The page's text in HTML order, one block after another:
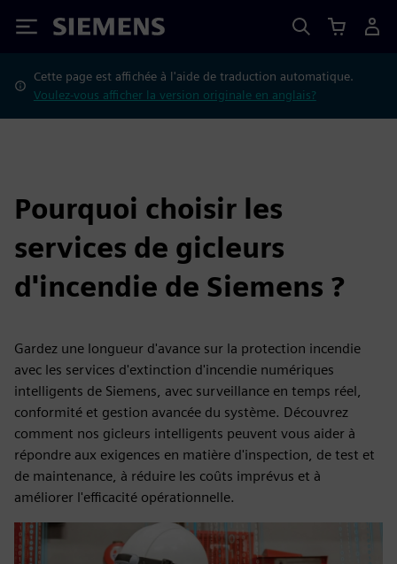
Siemens
Cette page est affichée à l'aide de traduction automatique.
Voulez-vous afficher la version originale en anglais?
Pourquoi choisir les
services de gicleurs
d'incendie de Siemens ?
Gardez une longueur d'avance sur la protection incendie
avec les services d'extinction d'incendie numériques
intelligents de Siemens, avec surveillance en temps réel,
conformité et gestion avancée du système. Découvrez
comment nos gicleurs intelligents peuvent vous aider à
répondre aux exigences en matière d'inspection, de test et
de maintenance, à réduire les coûts imprévus et à
améliorer l'efficacité opérationnelle.